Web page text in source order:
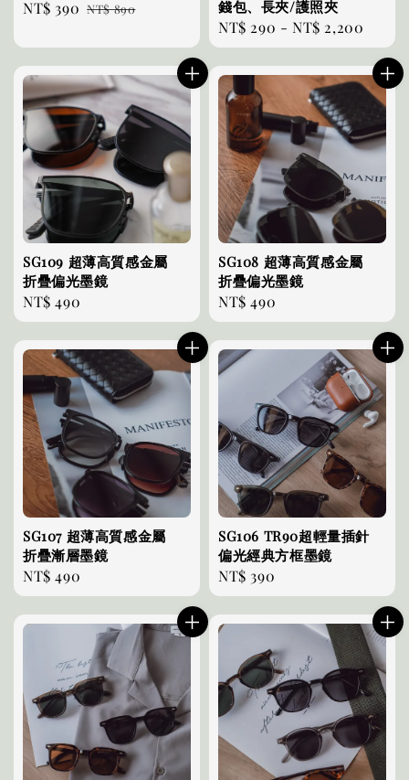
Sale
NT$ 390 Regular
NT$ 890 錢包、長夾/護照夾
Regular
price
NT$ 290 -NT$ 2,200
SG109 超薄高質感金屬
折疊偏光墨鏡
Regular
price
NT$ 490
SG108 超薄高質感金屬
折疊偏光墨鏡
Regular
price
NT$ 490
SG107 超薄高質感金屬
折疊漸層墨鏡
Regular
price
NT$ 490
SG106 TR90超輕量插針
偏光經典方框墨鏡
Regular
price
NT$ 390